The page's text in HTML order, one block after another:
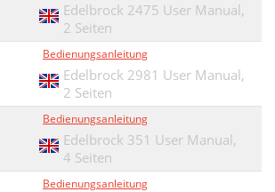
Edelbrock 2475 User Manual,
2 Seiten
Bedienungsanleitung
Edelbrock 2981 User Manual,
2 Seiten
Bedienungsanleitung
Edelbrock 351 User Manual,
4 Seiten
Bedienungsanleitung